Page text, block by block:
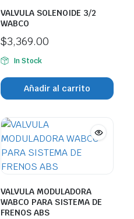
VALVULA SOLENOIDE 3/2
WABCO
$3,369.00
In Stock
Añadir al carrito
VALVULA MODULADORA
WABCO PARA SISTEMA DE
FRENOS ABS